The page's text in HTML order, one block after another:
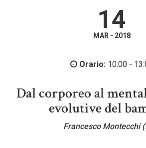
14
MAR - 2018
Orario:10:00 -
Dal corporeo al
evolutive del
Francesco Montecchi